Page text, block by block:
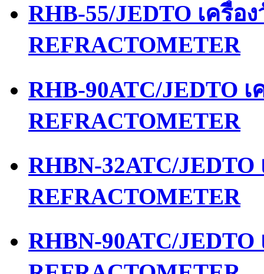
RHB-55/JEDTO เครื่อ
REFRACTOMETER
RHB-90ATC/JEDTO
REFRACTOMETER
RHBN-32ATC/
REFRACTOMETER
RHBN-90ATC/